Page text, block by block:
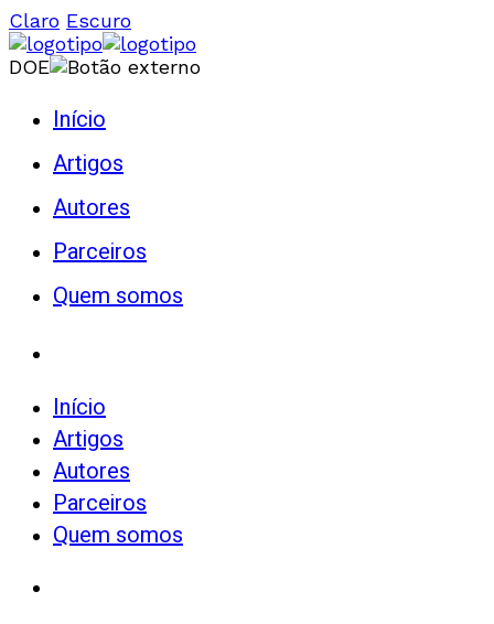
Claro Escuro
DOE
Início
Artigos
Autores
Parceiros
Quem somos
Início
Artigos
Autores
Parceiros
Quem somos